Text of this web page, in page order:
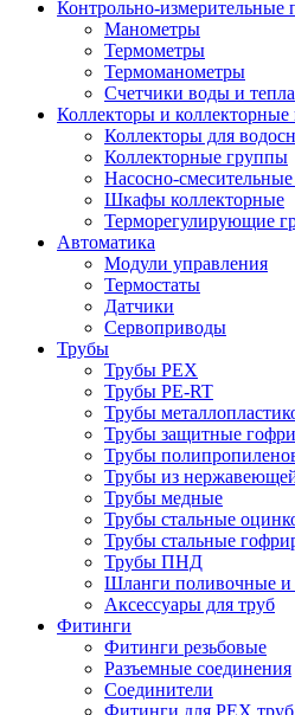
Контрольно-измерительные
Манометры
Термометры
Термоманометры
Счетчики воды и тепла
Коллекторы и
Коллекторы для
Коллекторные группы
Насосно-
Шкафы коллекторные
Терморегулирующие
Автоматика
Модули управления
Термостаты
Датчики
Сервоприводы
Трубы
Трубы PEX
Трубы PE-RT
Трубы
Трубы защитные
Трубы
Трубы из
Трубы медные
Трубы стальные
Трубы стальные
Трубы ПНД
Шланги поливочные
Аксессуары для труб
Фитинги
Фитинги резьбовые
Разъемные соединения
Соединители
Фитинги для PEX труб